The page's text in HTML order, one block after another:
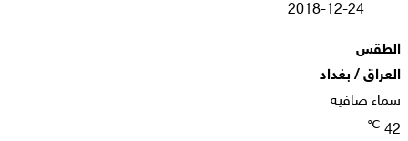
2018-12-24
الطقس
العراق / بغداد
سماء صافية
42
℃